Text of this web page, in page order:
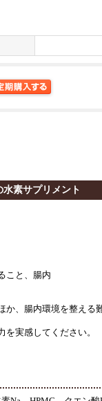
素サプリメント
こと、腸内
、腸内環境を整える
実感してください。